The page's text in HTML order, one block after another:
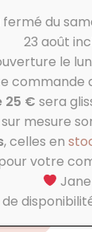
9,00€
fermé du
23 août
le
commande
25 € sera
mesure
, celles en
votre
Jane